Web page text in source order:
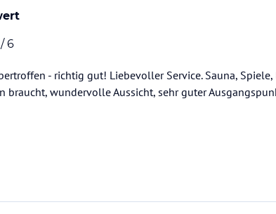
/ 6
- richtig gut! Liebevoller Service. Sauna,
braucht, wundervolle Aussicht, sehr guter